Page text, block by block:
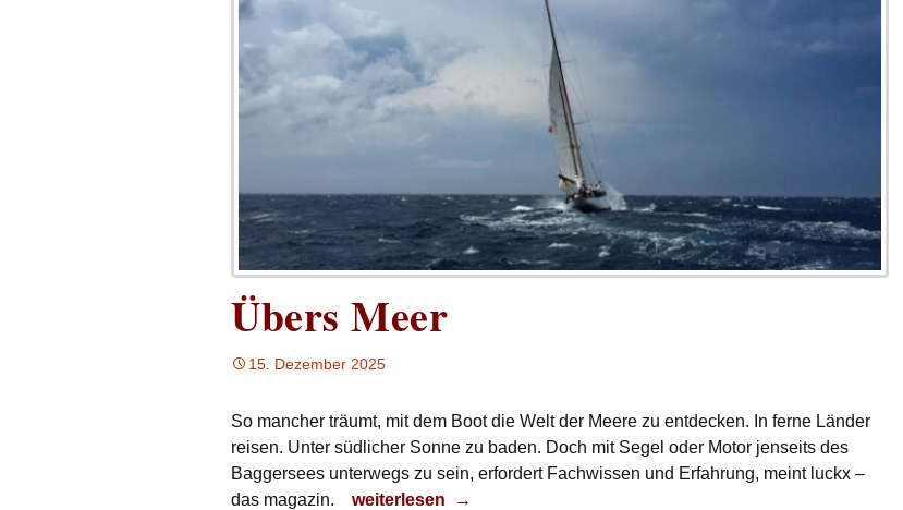
Übers Meer
15. Dezember 2025
So mancher träumt, mit dem Boot die Welt der Meere zu entdecken. In ferne Länder
reisen. Unter südlicher Sonne zu baden. Doch mit Segel oder Motor jenseits des
Baggersees unterwegs zu sein, erfordert Fachwissen und Erfahrung, meint luckx –
das magazin.
Übers Meer
weiterlesen →